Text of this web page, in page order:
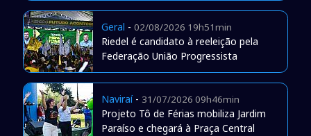
Geral - 02/08/2026 19h51min
Riedel é candidato à reeleição pela
Federação União Progressista
Naviraí- 31/07/2026 09h46min
Projeto Tô de Férias mobiliza Jardim
Paraíso e chegará à Praça Central